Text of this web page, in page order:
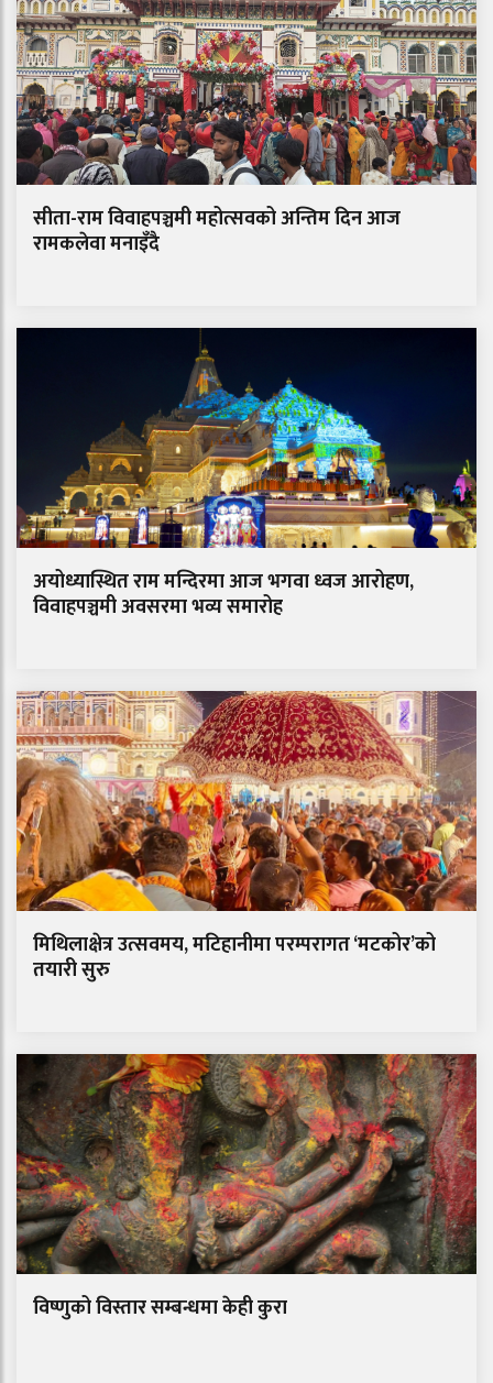
सीता-राम विवाहपञ्चमी महोत्सवको अन्तिम दिन आज
रामकलेवा मनाइँदै
अयोध्यास्थित राम मन्दिरमा आज भगवा ध्वज आरोहण,
विवाहपञ्चमी अवसरमा भव्य समारोह
मिथिलाक्षेत्र उत्सवमय, मटिहानीमा परम्परागत ‘मटकोर’को
तयारी सुरु
विष्णुको विस्तार सम्बन्धमा केही कुरा